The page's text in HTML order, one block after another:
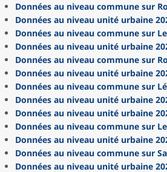
Données au niveau commune sur
Données au niveau unité urbaine
Données au niveau commune sur
Données au niveau unité urbaine
Données au niveau commune sur
Données au niveau unité urbaine
Données au niveau commune sur
Données au niveau unité urbaine
Données au niveau unité urbaine
Données au niveau commune sur
Données au niveau unité urbaine
Données au niveau commune sur
Données au niveau unité urbaine